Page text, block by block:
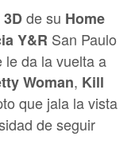
3Dde su Home
Y&R San Paulo
le da la vuelta a
Woman, Kill
que jala la vista
de seguir